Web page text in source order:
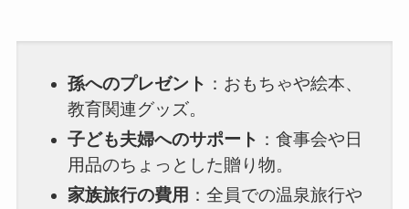
孫へのプレゼント ：おもちゃや絵本、
教育関連グッズ。
子ども夫婦へのサポート ：食事会や日
用品のちょっとした贈り物。
家族旅行の費用 ：全員での温泉旅行や